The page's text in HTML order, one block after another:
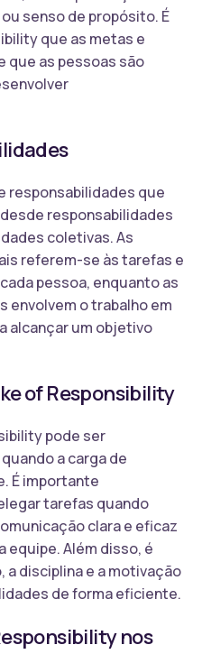
senso de propósito. É
que as metas e
que as pessoas são
responsabilidades que
responsabilidades
coletivas. As
referem-se às tarefas e
pessoa, enquanto as
envolvem o trabalho em
alcançar um objetivo
of Responsibility
pode ser
a carga de
É importante
tarefas quando
clara e eficaz
equipe. Além disso, é
disciplina e a motivação
de forma eficiente.
nos